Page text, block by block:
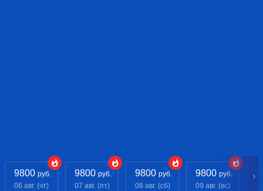
9800 руб.
06 авг. (чт)
9800 руб.
07 авг. (пт)
9800 руб.
08 авг. (сб)
9800 руб.
09 авг. (вс)